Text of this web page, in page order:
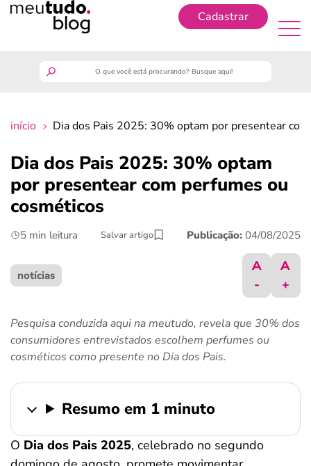
Cadastrar
finanças
benefícios
últimas notícias
ferramentas
início Dia dos Pais 2025: 30% optam por presentear
Dia dos Pais 2025: 30% optam
por presentear com perfumes ou
cosméticos
5 min leitura Salvar artigo Publicação: 04/08/2025
notícias
A
-
A
+
Pesquisa conduzida aqui na meutudo, revela que 30% dos
consumidores entrevistados escolhem perfumes ou
cosméticos como presente no Dia dos Pais.
Resumo em 1 minuto
O Dia dos Pais 2025, celebrado no segundo